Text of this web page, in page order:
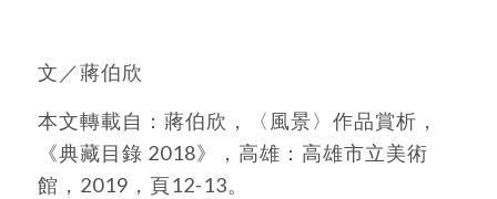
文／蔣伯欣
本文轉載自：蔣伯欣，〈風景〉作品賞析，
《典藏目錄 2018》，高雄：高雄市立美術
館，2019，頁12-13。